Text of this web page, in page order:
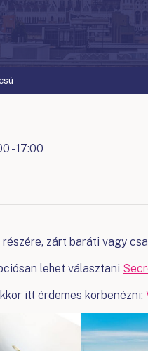
- 17:00
zárt baráti vagy
lehet választani
itt érdemes körbenézni: